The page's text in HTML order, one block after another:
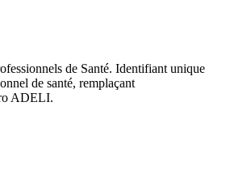
de Santé. Identifiant unique
de santé, remplaçant
ADELI.